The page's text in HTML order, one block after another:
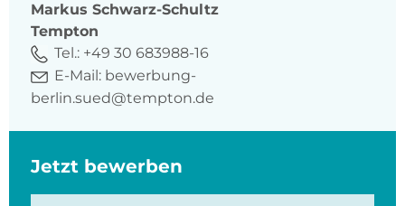
Markus Schwarz-Schultz
Tempton
Tel.: +49 30 683988-16
E-Mail: bewerbung-
berlin.sued@tempton.de
Jetzt bewerben